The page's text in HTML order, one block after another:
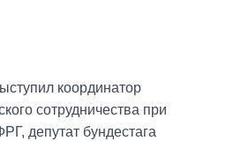
координатор
сотрудничества при
депутат бундестага